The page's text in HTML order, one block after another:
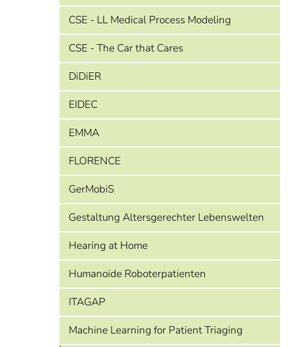
CSE - LL Medical Process Modeling
CSE - The Car that Cares
DiDiER
EIDEC
EMMA
FLORENCE
GerMobiS
Gestaltung Altersgerechter Lebenswelten
Hearing at Home
Humanoide Roboterpatienten
ITAGAP
Machine Learning for Patient Triaging